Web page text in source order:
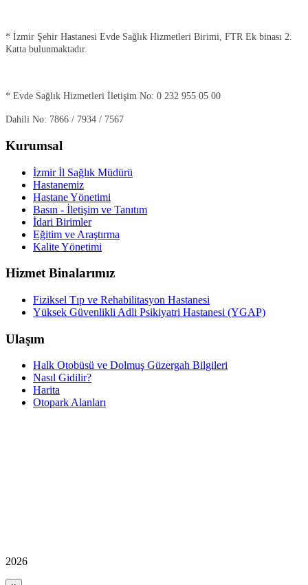
* İzmir Şehir Hastanesi Evde Sağlık Hizmetleri Birimi, FTR Ek binası 2.
Katta bulunmaktadır.
* Evde Sağlık Hizmetleri İletişim No: 0 232 955 05 00
Dahili No: 7866 / 7934 / 7567
Kurumsal
İzmir İl Sağlık Müdürü
Hastanemiz
Hastane Yönetimi
Basın - İletişim ve Tanıtım
İdari Birimler
Eğitim ve Araştırma
Kalite Yönetimi
Hizmet Binalarımız
Fiziksel Tıp ve Rehabilitasyon Hastanesi
Yüksek Güvenlikli Adli Psikiyatri Hastanesi (YGAP)
Ulaşım
Halk Otobüsü ve Dolmuş Güzergah Bilgileri
Nasıl Gidilir?
Harita
Otopark Alanları
2026